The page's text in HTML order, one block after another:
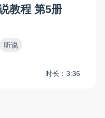
教程 第5册
听说
时长：3:36